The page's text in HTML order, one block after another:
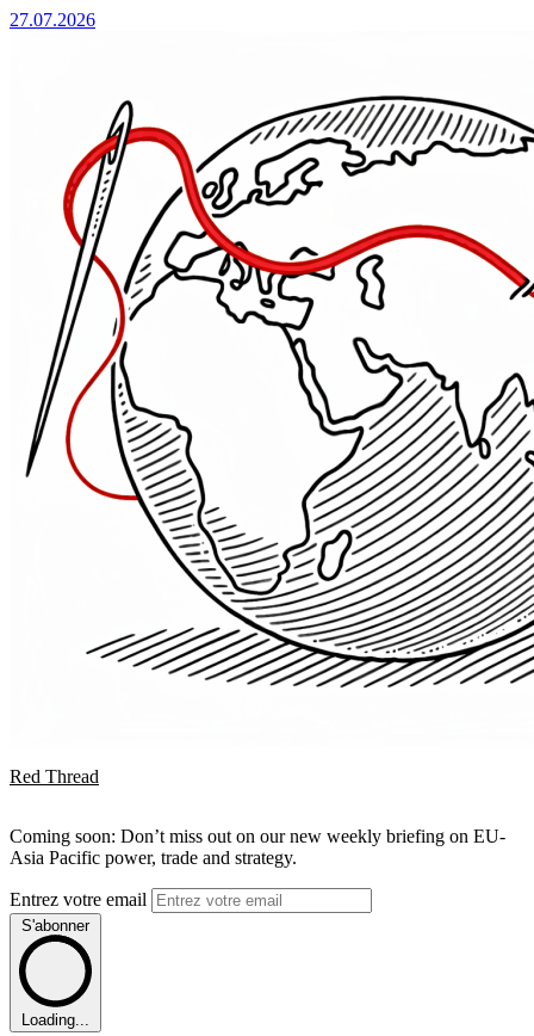
27.07.2026
Red Thread
Coming soon: Don’t miss out on our new weekly briefing on EU-
Asia Pacific power, trade and strategy.
Entrez votre email
S'abonner
Loading...